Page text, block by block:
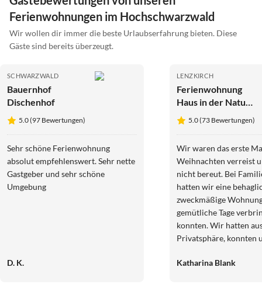
Ferienwohnungen im Hochschwarzwald
Wir wollen dir immer die beste Urlaubserfahrung bieten. Diese
Gäste sind bereits überzeugt.
SCHWARZWALD
Bauernhof
Dischenhof
5.0 (97 Bewertungen)
Sehr schöne Ferienwohnung
absolut empfehlenswert. Sehr nette
Gastgeber und sehr schöne
Umgebung
D. K.
LENZKIRCH
Ferienwohnung
Haus in der Natur -
Feldbergblick
5.0 (73 Bewertungen)
Wir waren das erste
Weihnachten verreist
nicht bereut. Bei
hatten wir eine
zweckmäßige
gemütliche Tage
konnten. Wir hatten
Privatsphäre, konnten
Gastgeber wenden.
Katharina Blank